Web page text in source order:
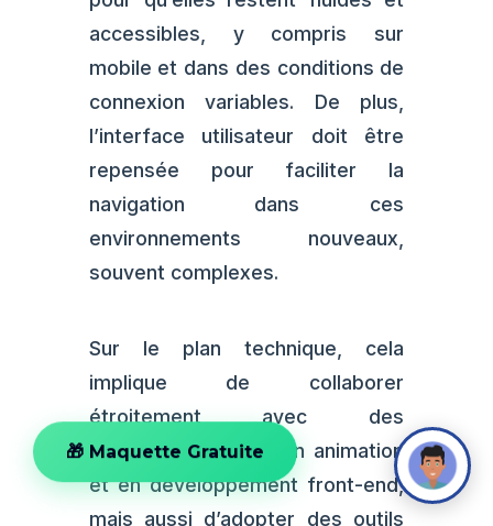
accessibles, y compris sur
mobile et dans des conditions de
connexion variables. De plus,
l’interface utilisateur doit être
repensée pour faciliter la
navigation dans ces
environnements nouveaux,
souvent complexes.
Sur le plan technique, cela
implique de collaborer
étroitement avec des
spécialistes en 3D, en animation
et en développement front-end,
mais aussi d’adopter des outils
🎁 Maquette Gratuite